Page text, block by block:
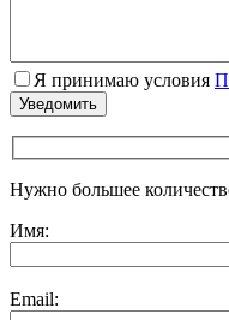
Я принимаю условия
Нужно большее
Имя:
Email: